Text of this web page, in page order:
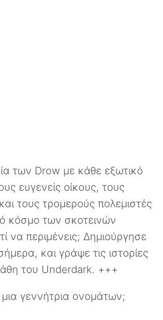
των Drow με κάθε εξωτικό
ευγενείς οίκους, τους
τους τρομερούς πολεμιστές
κόσμο των σκοτεινών
να περιμένεις; Δημιούργησε
και γράψε τις ιστορίες
του Underdark. +++
μια γεννήτρια ονομάτων;